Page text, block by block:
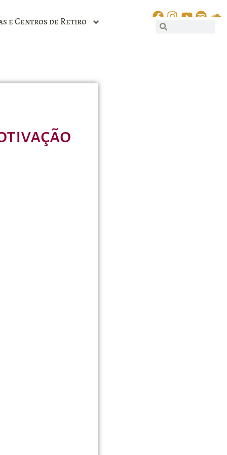
e Centros de Retiro